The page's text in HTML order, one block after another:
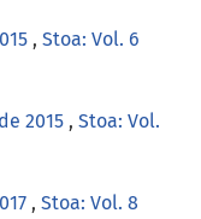
, Stoa: Vol. 6
2015 , Stoa: Vol.
, Stoa: Vol. 8